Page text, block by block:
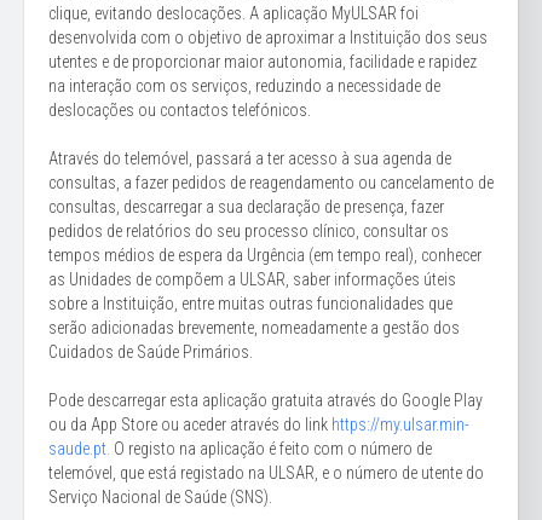
clique, evitando deslocações. A aplicação MyULSAR foi
desenvolvida com o objetivo de aproximar a Instituição dos seus
utentes e de proporcionar maior autonomia, facilidade e rapidez
na interação com os serviços, reduzindo a necessidade de
deslocações ou contactos telefónicos.
Através do telemóvel, passará a ter acesso à sua agenda de
consultas, a fazer pedidos de reagendamento ou cancelamento de
consultas, descarregar a sua declaração de presença, fazer
pedidos de relatórios do seu processo clínico, consultar os
tempos médios de espera da Urgência (em tempo real), conhecer
as Unidades de compõem a ULSAR, saber informações úteis
sobre a Instituição, entre muitas outras funcionalidades que
serão adicionadas brevemente, nomeadamente a gestão dos
Cuidados de Saúde Primários.
Pode descarregar esta aplicação gratuita através do Google Play
ou da App Store ou aceder através do link https://my.ulsar.min-
saude.pt. O registo na aplicação é feito com o número de
telemóvel, que está registado na ULSAR, e o número de utente do
Serviço Nacional de Saúde (SNS).